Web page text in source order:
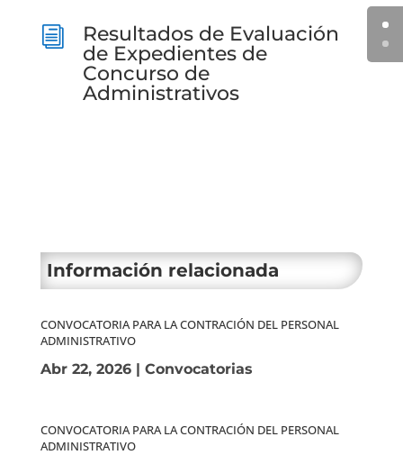
i
Resultados de Evaluación
de Expedientes de
Concurso de
Administrativos
Información relacionada
CONVOCATORIA PARA LA CONTRACIÓN DEL PERSONAL
ADMINISTRATIVO
Abr 22, 2026| Convocatorias
CONVOCATORIA PARA LA CONTRACIÓN DEL PERSONAL
ADMINISTRATIVO